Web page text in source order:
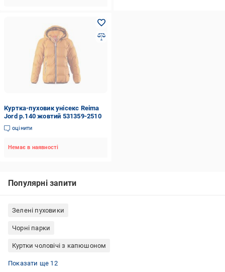
Куртка-пуховик унісекс Reima
Jord р.140 жовтий 531359-2510
оцінити
Немає в наявності
Популярні запити
Зелені пуховики
Чорні парки
Куртки чоловічі з капюшоном
Пуховик Under Armour
Куртка Puma чоловіча
Дублянки жіночі
Куртки для сноуборду жіночі
Куртки тактичні зелені
Парки жіночі
Куртки жіночі весна Туреччина
Куртка зимова жіноча
Куртки жіночі 54 розміру
Куртки жіночі 58 розміру
Червоні парки
Куртка Nike чоловіча
Показати ще 12